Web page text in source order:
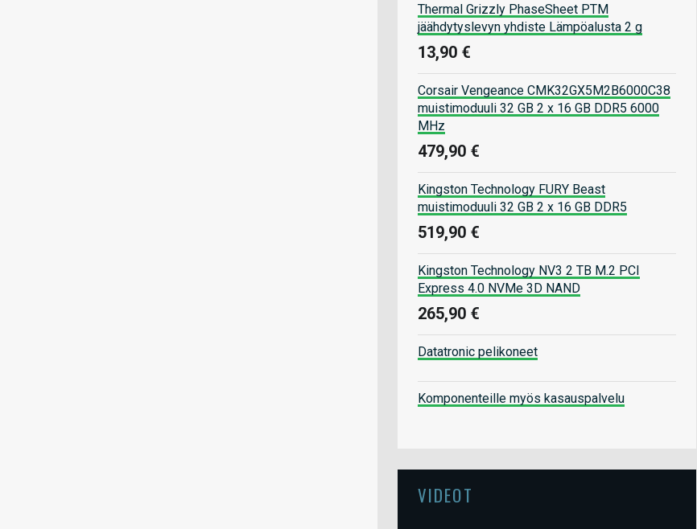
Thermal Grizzly PhaseSheet PTM
jäähdytyslevyn yhdiste Lämpöalusta 2 g
13,90 €
Corsair Vengeance CMK32GX5M2B6000C38
muistimoduuli 32 GB 2 x 16 GB DDR5 6000
MHz
479,90 €
Kingston Technology FURY Beast
muistimoduuli 32 GB 2 x 16 GB DDR5
519,90 €
Kingston Technology NV3 2 TB M.2 PCI
Express 4.0 NVMe 3D NAND
265,90 €
Datatronic pelikoneet
Komponenteille myös kasauspalvelu
VIDEOT